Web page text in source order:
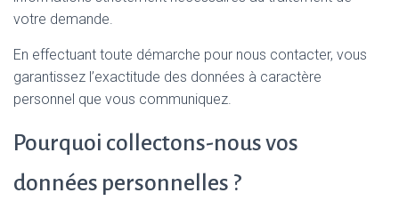
votre demande.
En effectuant toute démarche pour nous contacter, vous
garantissez l’exactitude des données à caractère
personnel que vous communiquez.
Pourquoi collectons-nous vos
données personnelles ?